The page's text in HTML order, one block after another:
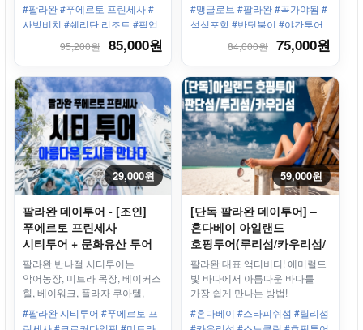
#팔라완 #푸에르토 프린세사 #
사방비치 #쉐리단 리조트 #픽업
95,200원 85,000원
#맹글로브 #팔라완 #꼭가야됨 #
석식포함 #반딧불이 #야간투어
84,000원 75,000원
29,000원
팔라완 데이투어 - [조인]
푸에르토 프린세사
시티투어 + 문화유산 투어
팔라완 반나절 시티투어는
악어농장, 미트라 목장, 베이커스
힐, 베이워크, 플라자 쿠아텔,
비누아탄 웨이빙 센터, 성모수태
성당, 기념품 가게
#팔라완 시티투어 #푸에르토 프
59,000원
[단독 팔라완 데이투어] –
혼다베이 아일랜드
호핑투어(루리섬/카우리섬/
스타피쉬섬)
팔라완 대표 액티비티! 에머럴드
빛 바다에서 아름다운 바다를
가장 쉽게 만나는 방법!
#혼다베이 #스타피쉬섬 #릴리섬